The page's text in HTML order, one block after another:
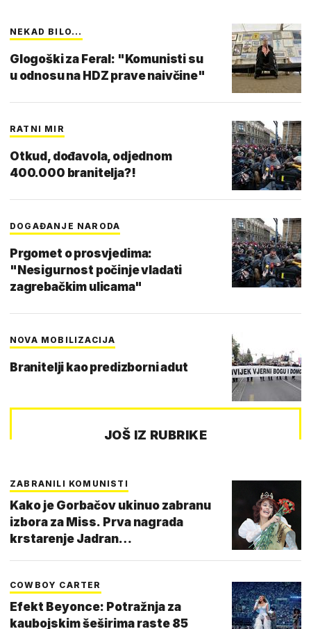
NEKAD BILO...
Glogoški za Feral: "Komunisti su
u odnosu na HDZ prave naivčine"
RATNI MIR
Otkud, dođavola, odjednom
400.000 branitelja?!
DOGAĐANJE NARODA
Prgomet o prosvjedima:
"Nesigurnost počinje vladati
zagrebačkim ulicama"
NOVA MOBILIZACIJA
Branitelji kao predizborni adut
JOŠ IZ RUBRIKE
ZABRANILI KOMUNISTI
Kako je Gorbačov ukinuo zabranu
izbora za Miss. Prva nagrada
krstarenje Jadran…
COWBOY CARTER
Efekt Beyonce: Potražnja za
kaubojskim šeširima raste 85